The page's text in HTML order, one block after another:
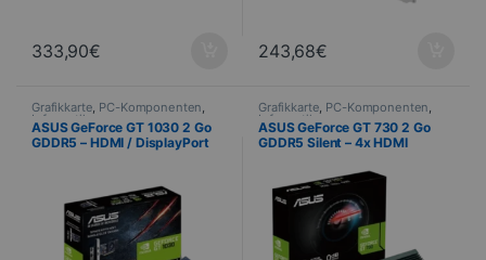
333,90€ 243,68€
Grafikkarte, PC-Komponenten,
Informatik
ASUS GeForce GT 1030 2 Go
GDDR5 – HDMI / DisplayPort
Grafikkarte, PC-Komponenten,
Informatik
ASUS GeForce GT 730 2 Go
GDDR5 Silent – 4x HDMI